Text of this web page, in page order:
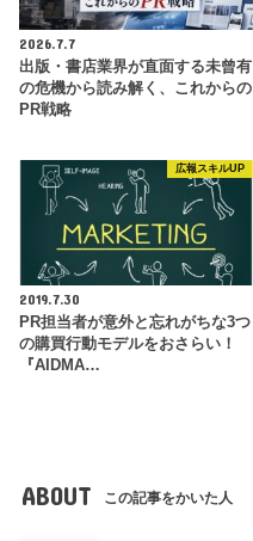
2026.7.7
出版・書店業界が直面する未曾有
の危機から読み解く、これからの
PR戦略
広報スキルUP
2019.7.30
PR担当者が意外と忘れがちな3つ
の購買行動モデルをおさらい！
『AIDMA…
ABOUT この記事をかいた人